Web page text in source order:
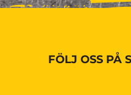
FÖLJ OSS PÅ